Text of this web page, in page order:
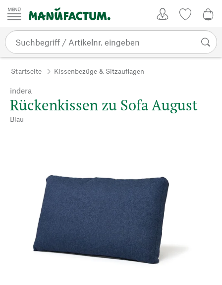
Zum Inhalt springen
Startseite Kissenbezüge & Sitzauflagen
indera
Rückenkissen zu Sofa August
Blau